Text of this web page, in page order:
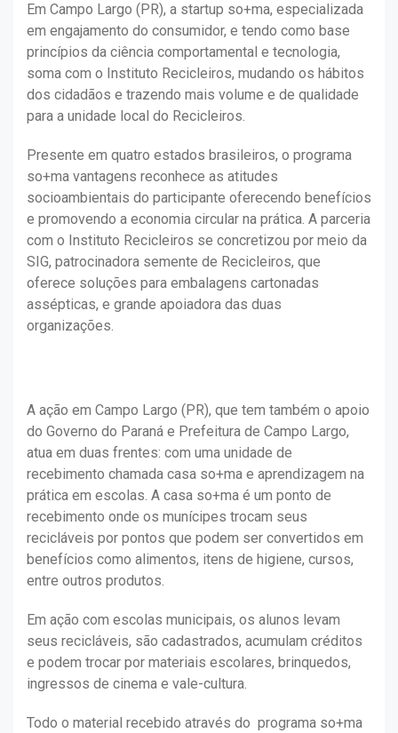
Em Campo Largo (PR), a startup so+ma, especializada
em engajamento do consumidor, e tendo como base
princípios da ciência comportamental e tecnologia,
soma com o Instituto Recicleiros, mudando os hábitos
dos cidadãos e trazendo mais volume e de qualidade
para a unidade local do Recicleiros.
Presente em quatro estados brasileiros, o programa
so+ma vantagens reconhece as atitudes
socioambientais do participante oferecendo benefícios
e promovendo a economia circular na prática. A parceria
com o Instituto Recicleiros se concretizou por meio da
SIG, patrocinadora semente de Recicleiros, que
oferece soluções para embalagens cartonadas
assépticas, e grande apoiadora das duas
organizações.
A ação em Campo Largo (PR), que tem também o apoio
do Governo do Paraná e Prefeitura de Campo Largo,
atua em duas frentes: com uma unidade de
recebimento chamada casa so+ma e aprendizagem na
prática em escolas. A casa so+ma é um ponto de
recebimento onde os munícipes trocam seus
recicláveis por pontos que podem ser convertidos em
benefícios como alimentos, itens de higiene, cursos,
entre outros produtos.
Em ação com escolas municipais, os alunos levam
seus recicláveis, são cadastrados, acumulam créditos
e podem trocar por materiais escolares, brinquedos,
ingressos de cinema e vale-cultura.
Todo o material recebido através do programa so+ma